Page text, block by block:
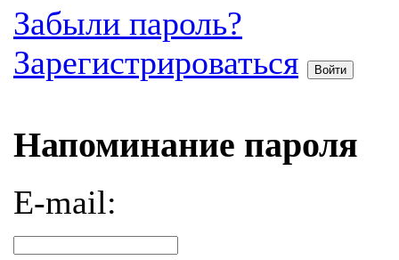
Забыли пароль?
Зарегистрироваться
Войти
Напоминание пароля
E-mail: